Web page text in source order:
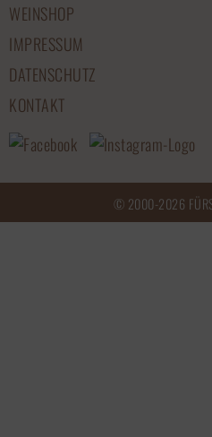
WEINSHOP
IMPRESSUM
DATENSCHUTZ
KONTAKT
© 2000-2026